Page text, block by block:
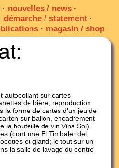
· nouvelles / news ·
démarche / statement ·
· magasin / shop
autocollant sur cartes
de bière, reproduction
la forme de cartes d’un jeu de
sur ballon, encadrement
la bouteille de vin Vina Sol)
(dont une El Timbaler del
et gland; le tout sur un
la salle de lavage du centre